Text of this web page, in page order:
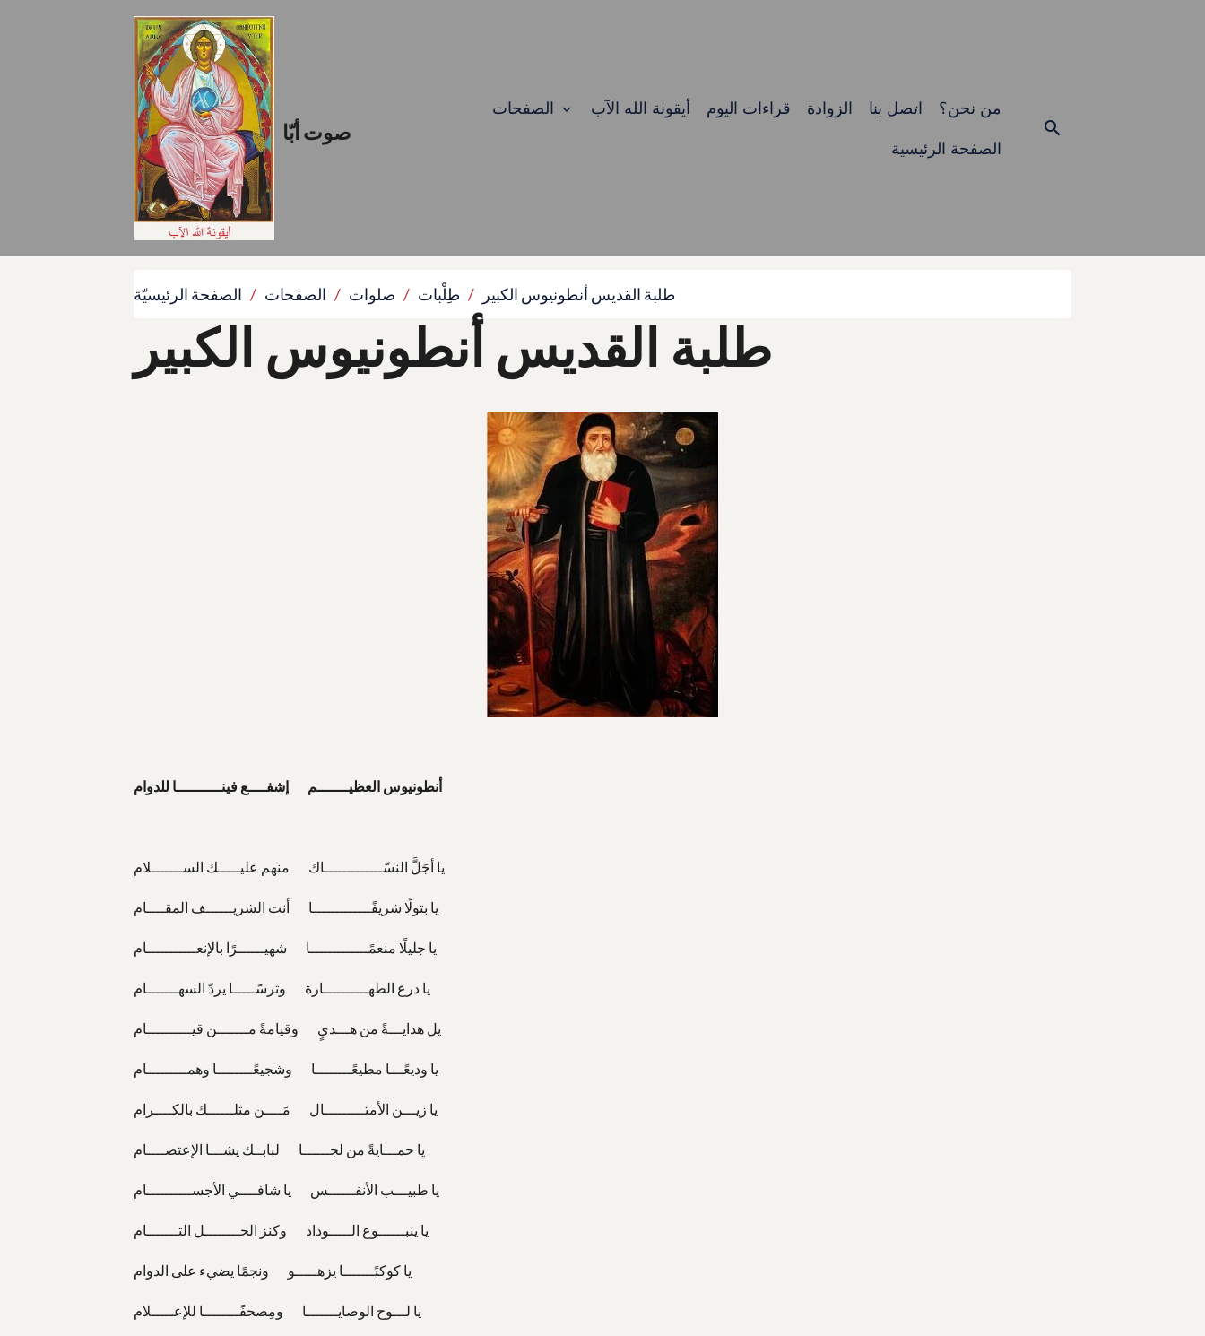
صوت أبّا
أيقونة الله الآب قراءات اليوم الزوادة اتصل بنا
من نحن؟
الصفحة الرئيسية
الصفحة الرئيسيّة الصفحات صلوات طِلْبات طلبة القديس أنطونيوس الكبير
طلبة القديس أنطونيوس الكبير
أنطونيوس العظيـــــــم إشفــــع فينــــــــــا للدوام
يا أجَلَّ النسّـــــــــــــاك منهم عليـــــك الســـــــلام
يا بتولًا شريفًـــــــــــــا أنت الشريــــــف المقــــام
يا جليلًا منعمًـــــــــــــا شهيــــــرًا بالإنعـــــــــــام
يا درع الطهــــــــــارة وترسًـــــا يردّ السهـــــــام
يل هدايـــةً من هـــديٍ وقيامةً مـــــــن قيــــــــــام
يا وديعًـــا مطيعًــــــــا وشجيعًــــــــا وهمـــــــــام
يا زيـــن الأمثـــــــــال مَــــن مثلــــــك بالكــــرام
يا حمـــايةً من لجــــــا لبابــك يشـــا الإعتصــــام
يا طبيـــب الأنفــــــس يا شافــــي الأجســــــــــام
يا ينبــــــوع الـــــوداد وكنز الحــــــــل التـــــــام
يا كوكبًـــــــا يزهـــــو ونجمًا يضيء على الدوام
يا لـــوح الوصايـــــــا ومِصحفًــــــــا للإعـــــلام